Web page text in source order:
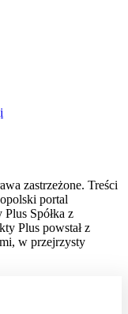
zastrzeżone. Treści
portal
Spółka z
Plus powstał z
w przejrzysty